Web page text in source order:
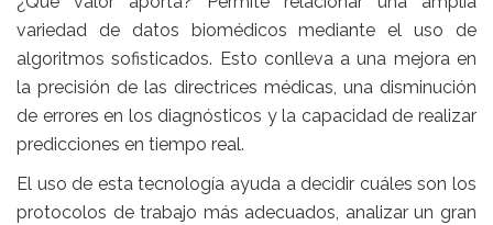
variedad de datos biomédicos mediante el uso de
algoritmos sofisticados. Esto conlleva a una mejora en
la precisión de las directrices médicas, una disminución
de errores en los diagnósticos y la capacidad de realizar
predicciones en tiempo real.
El uso de esta tecnología ayuda a decidir cuáles son los
protocolos de trabajo más adecuados, analizar un gran